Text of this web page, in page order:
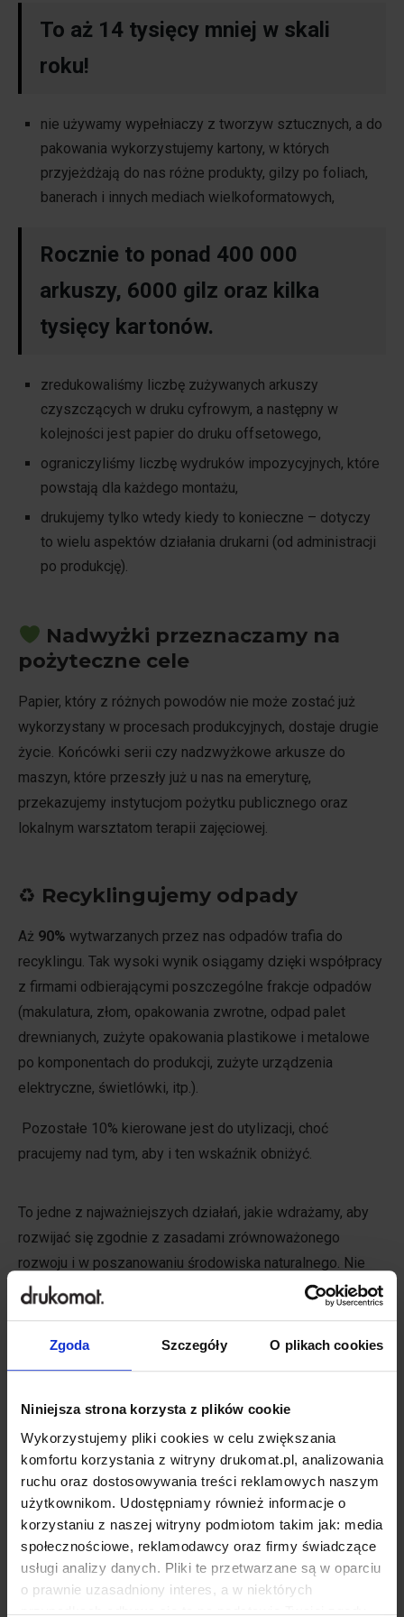
Zgoda Szczegóły O plikach cookies
Niniejsza strona korzysta z plików cookie
Wykorzystujemy pliki cookies w celu zwiększania
komfortu korzystania z witryny drukomat.pl, analizowania
ruchu oraz dostosowywania treści reklamowych naszym
użytkownikom. Udostępniamy również informacje o
korzystaniu z naszej witryny podmiotom takim jak: media
społecznościowe, reklamodawcy oraz firmy świadczące
usługi analizy danych. Pliki te przetwarzane są w oparciu
o prawnie uzasadniony interes, a w niektórych
przypadkach odbywa się to na podstawie Twojej zgody.
To aż 14 tysięcy mniej w skali
roku!
nie używamy wypełniaczy z tworzyw sztucznych, a do
pakowania wykorzystujemy kartony, w których
przyjeżdżają do nas różne produkty, gilzy po foliach,
banerach i innych mediach wielkoformatowych,
Rocznie to ponad 400 000
arkuszy, 6000 gilz oraz kilka
tysięcy kartonów.
zredukowaliśmy liczbę zużywanych arkuszy
czyszczących w druku cyfrowym, a następny w
kolejności jest papier do druku offsetowego,
ograniczyliśmy liczbę wydruków impozycyjnych, które
powstają dla każdego montażu,
drukujemy tylko wtedy kiedy to konieczne – dotyczy
to wielu aspektów działania drukarni (od administracji
po produkcję).
Nadwyżki przeznaczamy na
pożyteczne cele
Papier, który z różnych powodów nie może zostać już
wykorzystany w procesach produkcyjnych, dostaje drugie
życie. Końcówki serii czy nadzwyżkowe arkusze do
maszyn, które przeszły już u nas na emeryturę,
przekazujemy instytucjom pożytku publicznego oraz
lokalnym warsztatom terapii zajęciowej.
♻ Recyklingujemy odpady
Aż 90% wytwarzanych przez nas odpadów trafia do
recyklingu. Tak wysoki wynik osiągamy dzięki współpracy
z firmami odbierającymi poszczególne frakcje odpadów
(makulatura, złom, opakowania zwrotne, odpad palet
drewnianych, zużyte opakowania plastikowe i metalowe
po komponentach do produkcji, zużyte urządzenia
elektryczne, świetlówki, itp.).
Pozostałe 10% kierowane jest do utylizacji, choć
pracujemy nad tym, aby i ten wskaźnik obniżyć.
To jedne z najważniejszych działań, jakie wdrażamy, aby
rozwijać się zgodnie z zasadami zrównoważonego
rozwoju i w poszanowaniu środowiska naturalnego. Nie
stawiamy tutaj kropki — każdy kolejny krok, który będzie
opisywać w następnej aktualizacji tego artykułu.